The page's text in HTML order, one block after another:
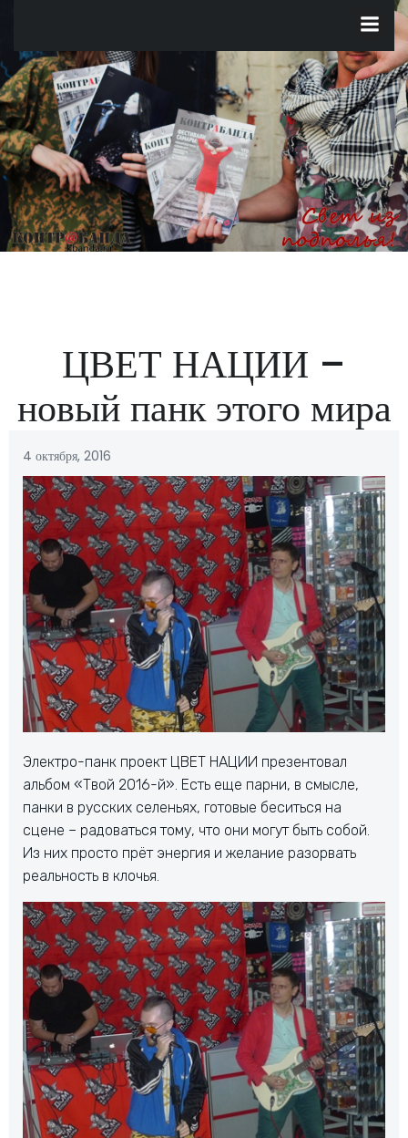
содержимому
ЦВЕТ НАЦИИ –
новый панк этого мира
4 октября, 2016
Электро-панк проект ЦВЕТ НАЦИИ презентовал
альбом «Твой 2016-й». Есть еще парни, в смысле,
панки в русских селеньях, готовые беситься на
сцене – радоваться тому, что они могут быть собой.
Из них просто прёт энергия и желание разорвать
реальность в клочья.